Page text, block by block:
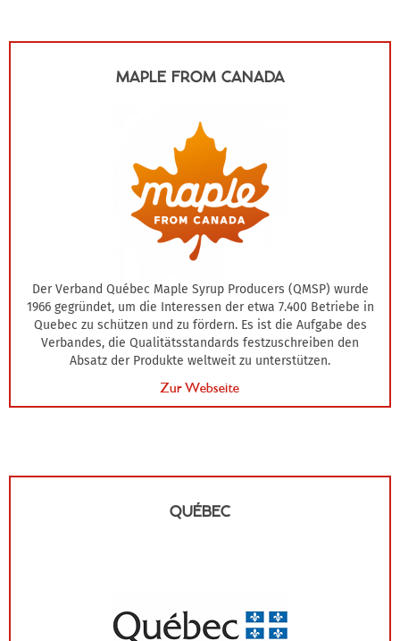
MAPLE FROM CANADA
Der Verband Québec Maple Syrup Producers (QMSP) wurde
1966 gegründet, um die Interessen der etwa 7.400 Betriebe in
Quebec zu schützen und zu fördern. Es ist die Aufgabe des
Verbandes, die Qualitätsstandards festzuschreiben den
Absatz der Produkte weltweit zu unterstützen.
Zur Webseite
QUÉBEC